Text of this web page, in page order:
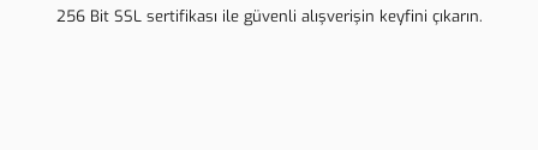
256 Bit SSL sertifikası ile güvenli alışverişin keyfini çıkarın.